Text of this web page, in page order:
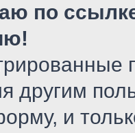
по
другим
и